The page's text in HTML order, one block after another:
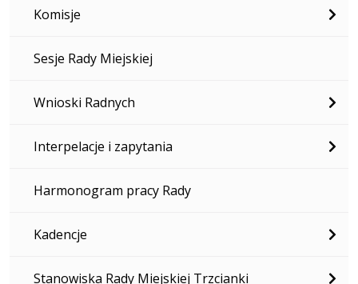
Komisje
Sesje Rady Miejskiej
Wnioski Radnych
Interpelacje i zapytania
Harmonogram pracy Rady
Kadencje
Stanowiska Rady Miejskiej Trzcianki